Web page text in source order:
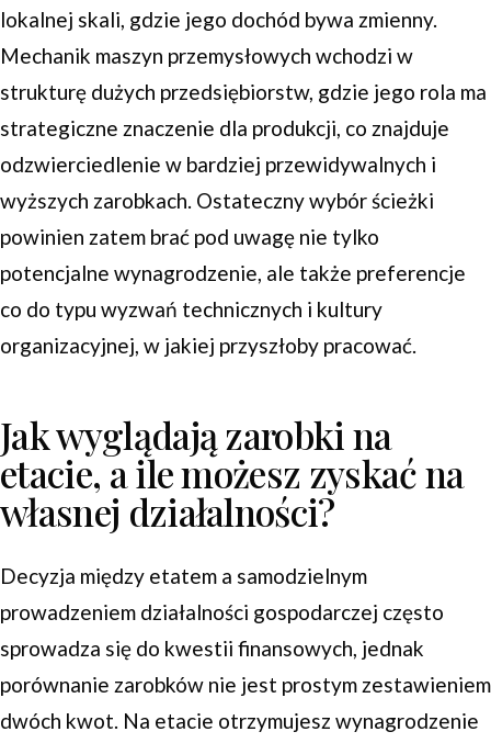
lokalnej skali, gdzie jego dochód bywa zmienny.
Mechanik maszyn przemysłowych wchodzi w
strukturę dużych przedsiębiorstw, gdzie jego rola ma
strategiczne znaczenie dla produkcji, co znajduje
odzwierciedlenie w bardziej przewidywalnych i
wyższych zarobkach. Ostateczny wybór ścieżki
powinien zatem brać pod uwagę nie tylko
potencjalne wynagrodzenie, ale także preferencje
co do typu wyzwań technicznych i kultury
organizacyjnej, w jakiej przyszłoby pracować.
Jak wyglądają zarobki na
etacie, a ile możesz zyskać na
własnej działalności?
Decyzja między etatem a samodzielnym
prowadzeniem działalności gospodarczej często
sprowadza się do kwestii finansowych, jednak
porównanie zarobków nie jest prostym zestawieniem
dwóch kwot. Na etacie otrzymujesz wynagrodzenie